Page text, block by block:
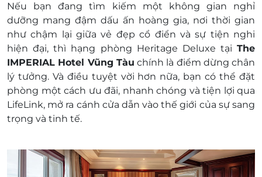
Dịch vụ không bao gồm: Chi phí cá nhân và các
chi phí phát sinh khác
Chính sách trẻ em và giường phụ:
Trẻ em dưới 6 tuổi Không tính tiền ăn sáng
Trẻ em từ 06 - 11 tuổi VND 200,000 VNĐ/trẻ
em/ngày
Trẻ em từ 12 tuổi trở lên Phải mua thêm
giường phụ có bao gồm bữa sáng 710,000
VNĐ/trẻ em/đêm (Ngày thường)
ngày trước ngày đến lưu trú (tùy tình trạng
phòng). Giai đoạn cao điểm cần đặt trước 3 tuần
Nếu bạn đang tìm kiếm một không gian nghỉ
dưỡng mang đậm dấu ấn hoàng gia, nơi thời gian
như chậm lại giữa vẻ đẹp cổ điển và sự tiện nghi
hiện đại, thì hạng phòng Heritage Deluxe tại The
IMPERIAL Hotel Vũng Tàu chính là điểm dừng chân
lý tưởng. Và điều tuyệt vời hơn nữa, bạn có thể đặt
phòng một cách ưu đãi, nhanh chóng và tiện lợi qua
LifeLink, mở ra cánh cửa dẫn vào thế giới của sự sang
trọng và tinh tế.